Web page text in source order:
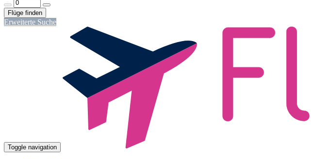
Erweiterte Suche
Toggle navigation